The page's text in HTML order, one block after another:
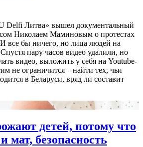
Delfi Литва» вышел документальный
Николаем Маминовым о протестах
все бы ничего, но лица людей на
пару часов видео удалили, но
видео, выложить у себя на Youtube-
не ограничится – найти тех, чьи
в Беларуси, вряд ли составит
детей, потому что
мат, безопасность